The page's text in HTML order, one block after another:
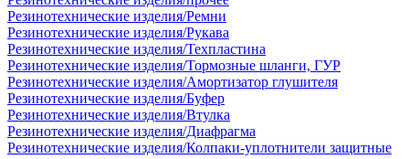
Резинотехнические изделия/Ремни
Резинотехнические изделия/Рукава
Резинотехнические изделия/Техпластина
Резинотехнические изделия/Тормозные шланги, ГУР
Резинотехнические изделия/Амортизатор глушителя
Резинотехнические изделия/Буфер
Резинотехнические изделия/Втулка
Резинотехнические изделия/Диафрагма
Резинотехнические изделия/Колпаки-уплотнители защитные